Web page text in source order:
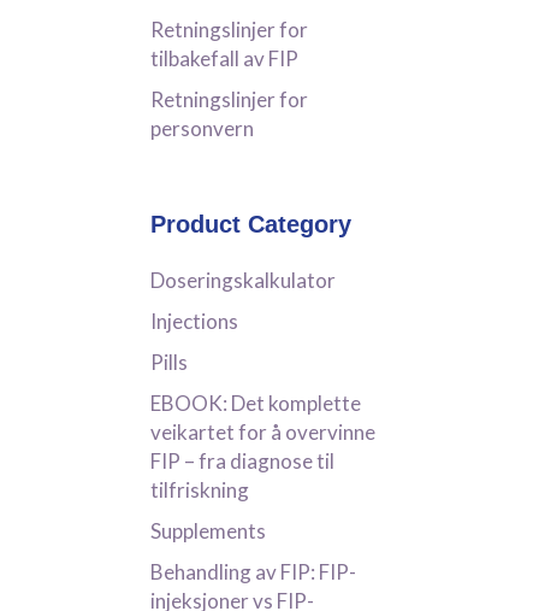
Retningslinjer for
tilbakefall av FIP
Retningslinjer for
personvern
Product Category
Doseringskalkulator
Injections
Pills
EBOOK: Det komplette
veikartet for å overvinne
FIP – fra diagnose til
tilfriskning
Supplements
Behandling av FIP: FIP-
injeksjoner vs FIP-